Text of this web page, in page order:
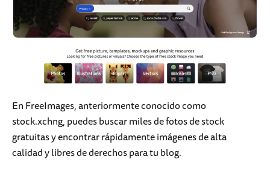
En FreeImages, anteriormente conocido como
stock.xchng, puedes buscar miles de fotos de stock
gratuitas y encontrar rápidamente imágenes de alta
calidad y libres de derechos para tu blog.